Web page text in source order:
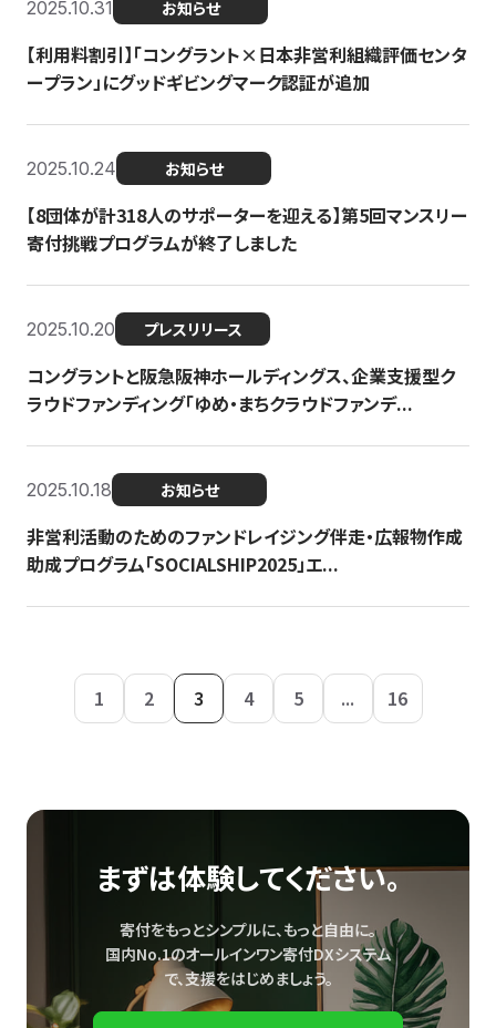
2025.10.31 お知らせ
【利用料割引】「コングラント×日本非営利組織評価センタ
ープラン」にグッドギビングマーク認証が追加
2025.10.24 お知らせ
【8団体が計318人のサポーターを迎える】​​第5回マンスリー
寄付挑戦プログラムが終了しました
2025.10.20 プレスリリース
コングラントと阪急阪神ホールディングス、企業支援型ク
ラウドファンディング「ゆめ・まちクラウドファンデ...
2025.10.18 お知らせ
非営利活動のためのファンドレイジング伴走・広報物作成
助成プログラム「SOCIALSHIP2025」エ...
1 2 3 4 5 ... 16
まずは体験してください。
寄付をもっとシンプルに、もっと自由に。
国内No.1のオールインワン寄付DXシステム
で、支援をはじめましょう。